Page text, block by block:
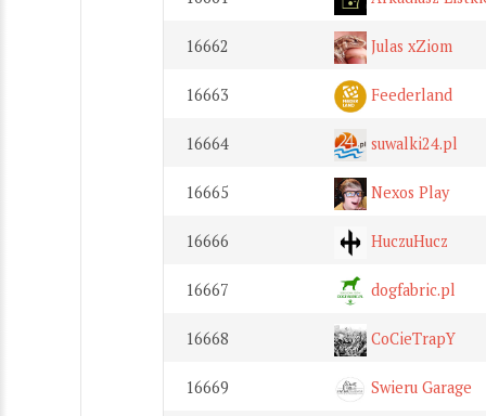
16662 Julas xZiom
16663 Feederland
16664 suwalki24.pl
16665 Nexos Play
16666 HuczuHucz
16667 dogfabric.pl
16668 CoCieTrapY
16669 Swieru Garage